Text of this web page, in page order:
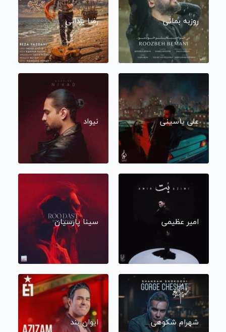
روزبه بمانی رضا یزدانی
علی یاسینی نیواد
امیر عظیمی سینا پارسیان
شهرام شکوهی ایوان بند